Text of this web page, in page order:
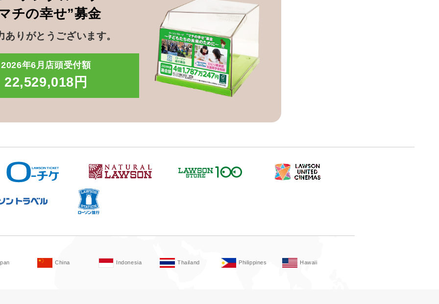
チの幸せ”募金
ありがとうございます。
2026年6月店頭受付額
22,529,018円
China Indonesia Thailand Philippines Hawaii